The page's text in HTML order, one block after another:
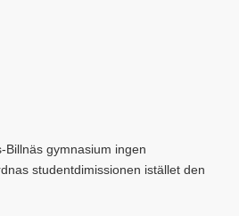
gymnasium ingen
studentdimissionen istället den